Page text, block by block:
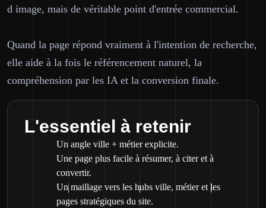
d image, mais de véritable point d'entrée commercial.
Quand la page répond vraiment à l'intention de recherche,
elle aide à la fois le référencement naturel, la
compréhension par les IA et la conversion finale.
L'essentiel à retenir
Un angle ville + métier explicite.
Une page plus facile à résumer, à citer et à
convertir.
Un maillage vers les hubs ville, métier et les
pages stratégiques du site.